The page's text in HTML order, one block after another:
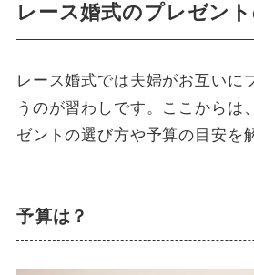
レース婚式のプレゼン
レース婚式では夫婦がお互いに
うのが習わしです。ここからは
ゼントの選び方や予算の目安を
予算は？